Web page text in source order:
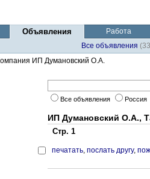
Объявления
Работа
Все объявления
ИП Думановский О.А.
Все объявления Россия
ИП Думановский О.А.,
Стр. 1
печатать, послать другу,